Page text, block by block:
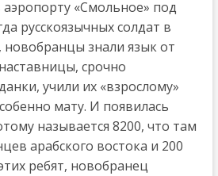
аэропорту «Смольное» под
русскоязычных солдат в
знали язык от
срочно
учили их «взрослому»
мату. И появилась
называется 8200, что там
арабского востока и 200
ребят, новобранец